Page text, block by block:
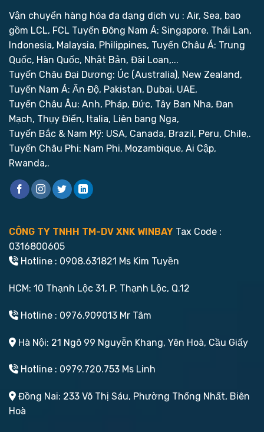
Vận chuyển hàng hóa đa dạng dịch vụ : Air, Sea, bao
gồm LCL, FCL Tuyến Đông Nam Á: Singapore, Thái Lan,
Indonesia, Malaysia, Philippines, Tuyến Châu Á: Trung
Quốc, Hàn Quốc, Nhật Bản, Đài Loan,...
Tuyến Châu Đại Dương: Úc (Australia), New Zealand,
Tuyến Nam Á: Ấn Độ, Pakistan, Dubai, UAE,
Tuyến Châu Âu: Anh, Pháp, Đức, Tây Ban Nha, Đan
Mạch, Thụy Điển, Italia, Liên bang Nga,
Tuyến Bắc & Nam Mỹ: USA, Canada, Brazil, Peru, Chile,.
Tuyến Châu Phi: Nam Phi, Mozambique, Ai Cập,
Rwanda,.
CÔNG TY TNHH TM-DV XNK WINBAY Tax Code :
0316800605
Hotline : 0908.631821 Ms Kim Tuyền
HCM: 10 Thạnh Lộc 31, P. Thạnh Lộc, Q.12
Hotline : 0976.909013 Mr Tâm
Hà Nội: 21 Ngõ 99 Nguyễn Khang, Yên Hoà, Cầu Giấy
Hotline : 0979.720.753 Ms Linh
Đồng Nai: 233 Võ Thị Sáu, Phường Thống Nhất, Biên
Hoà